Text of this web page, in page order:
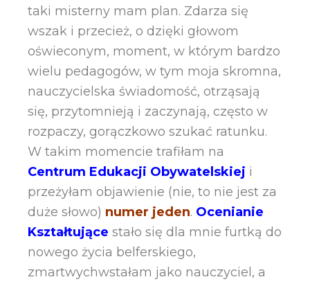
taki misterny mam plan. Zdarza się
wszak i przecież, o dzięki głowom
oświeconym, moment, w którym bardzo
wielu pedagogów, w tym moja skromna,
nauczycielska świadomość, otrząsają
się, przytomnieją i zaczynają, często w
rozpaczy, gorączkowo szukać ratunku.
W takim momencie trafiłam na
Centrum Edukacji Obywatelskiej i
przeżyłam objawienie (nie, to nie jest za
duże słowo) numer jeden. Ocenianie
Kształtujące stało się dla mnie furtką do
nowego życia belferskiego,
zmartwychwstałam jako nauczyciel, a